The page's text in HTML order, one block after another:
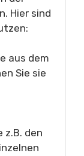
Hier sind
aus dem
Sie sie
z.B. den